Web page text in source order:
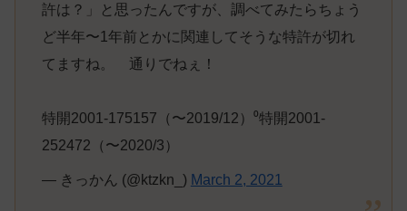
許は？」と思ったんですが、調べてみたらちょう
ど半年〜1年前とかに関連してそうな特許が切れ
てますね。 通りでねぇ！
特開2001-175157（〜2019/12）⁰特開2001-
252472（〜2020/3）
— きっかん (@ktzkn_) March 2, 2021